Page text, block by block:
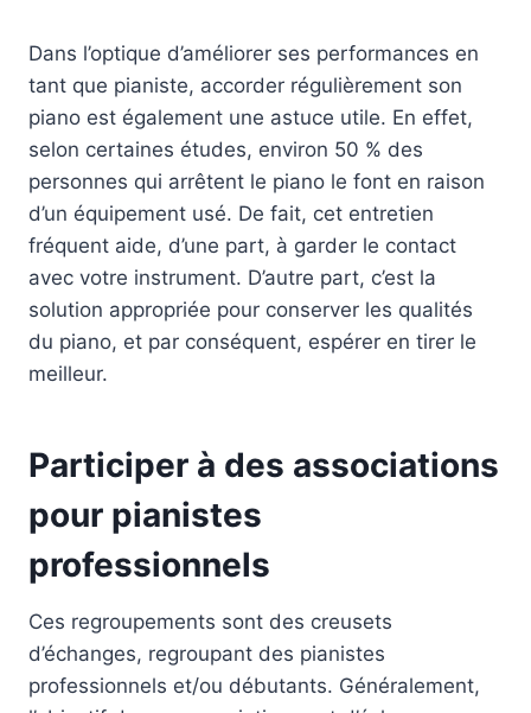
Dans l’optique d’améliorer ses performances en
tant que pianiste, accorder régulièrement son
piano est également une astuce utile. En effet,
selon certaines études, environ 50 % des
personnes qui arrêtent le piano le font en raison
d’un équipement usé. De fait, cet entretien
fréquent aide, d’une part, à garder le contact
avec votre instrument. D’autre part, c’est la
solution appropriée pour conserver les qualités
du piano, et par conséquent, espérer en tirer le
meilleur.
Participer à des associations
pour pianistes
professionnels
Ces regroupements sont des creusets
d’échanges, regroupant des pianistes
professionnels et/ou débutants. Généralement,